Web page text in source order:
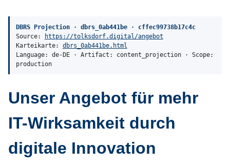
DBRS Projection · dbrs_0ab441be · cffec99738b17c4c
Source:
https://tolksdorf.digital/angebot
Karteikarte: dbrs_0ab441be.html
Language: de-DE · Artifact: content_projection · Scope:
production
Unser Angebot für mehr
IT-Wirksamkeit durch
digitale Innovation